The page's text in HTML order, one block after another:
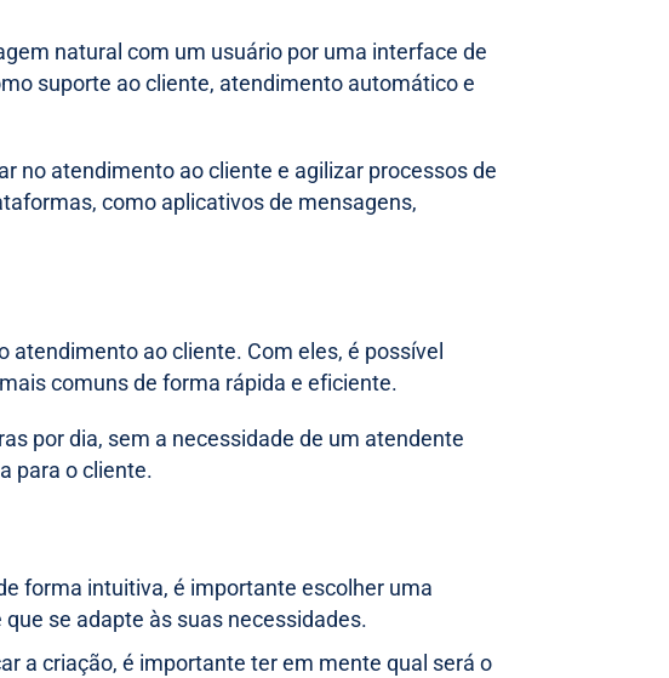
natural com um usuário por uma interface de
suporte ao cliente, atendimento automático e
no atendimento ao cliente e agilizar processos de
como aplicativos de mensagens,
ao cliente. Com eles, é possível
comuns de forma rápida e eficiente.
por dia, sem a necessidade de um atendente
para o cliente.
forma intuitiva, é importante escolher uma
se adapte às suas necessidades.
a criação, é importante ter em mente qual será o